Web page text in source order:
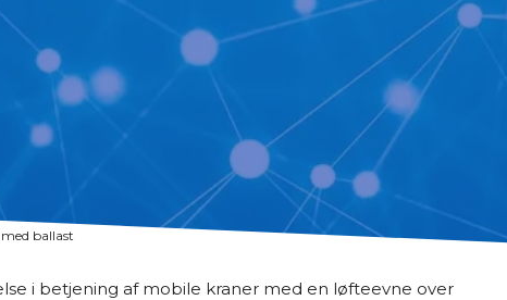
ballast
i betjening af mobile kraner med en løfteevne over